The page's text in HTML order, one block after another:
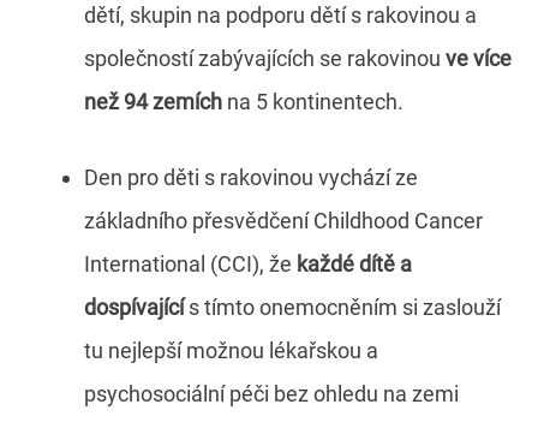
dětí, skupin na podporu dětí s rakovinou a
společností zabývajících se rakovinou ve více
než 94 zemích na 5 kontinentech.
Den pro děti s rakovinou vychází ze
základního přesvědčení Childhood Cancer
International (CCI), že každé dítě a
dospívajícís tímto onemocněním si zaslouží
tu nejlepší možnou lékařskou a
psychosociální péči bez ohledu na zemi